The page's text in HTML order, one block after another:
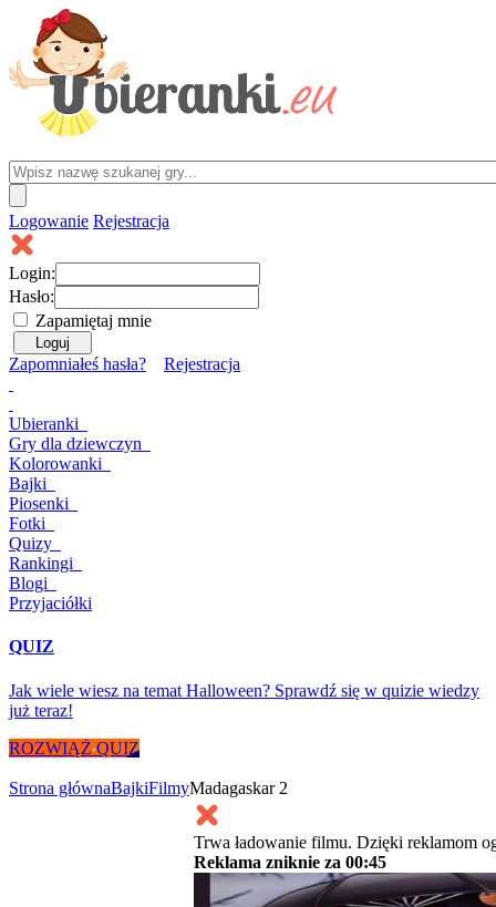
Logowanie Rejestracja
Login:
Hasło:
Zapamiętaj mnie
Zapomniałeś hasła? Rejestracja
Ubieranki
Gry dla dziewczyn
Kolorowanki
Bajki
Piosenki
Fotki
Quizy
Rankingi
Blogi
Przyjaciółki
QUIZ
Jak wiele wiesz na temat Halloween? Sprawdź się w quizie wiedzy
już teraz!
ROZWIĄŻ QUIZ
Strona głównaBajkiFilmyMadagaskar 2
Trwa ładowanie filmu. Dzięki reklamom
Reklama zniknie za 00:45